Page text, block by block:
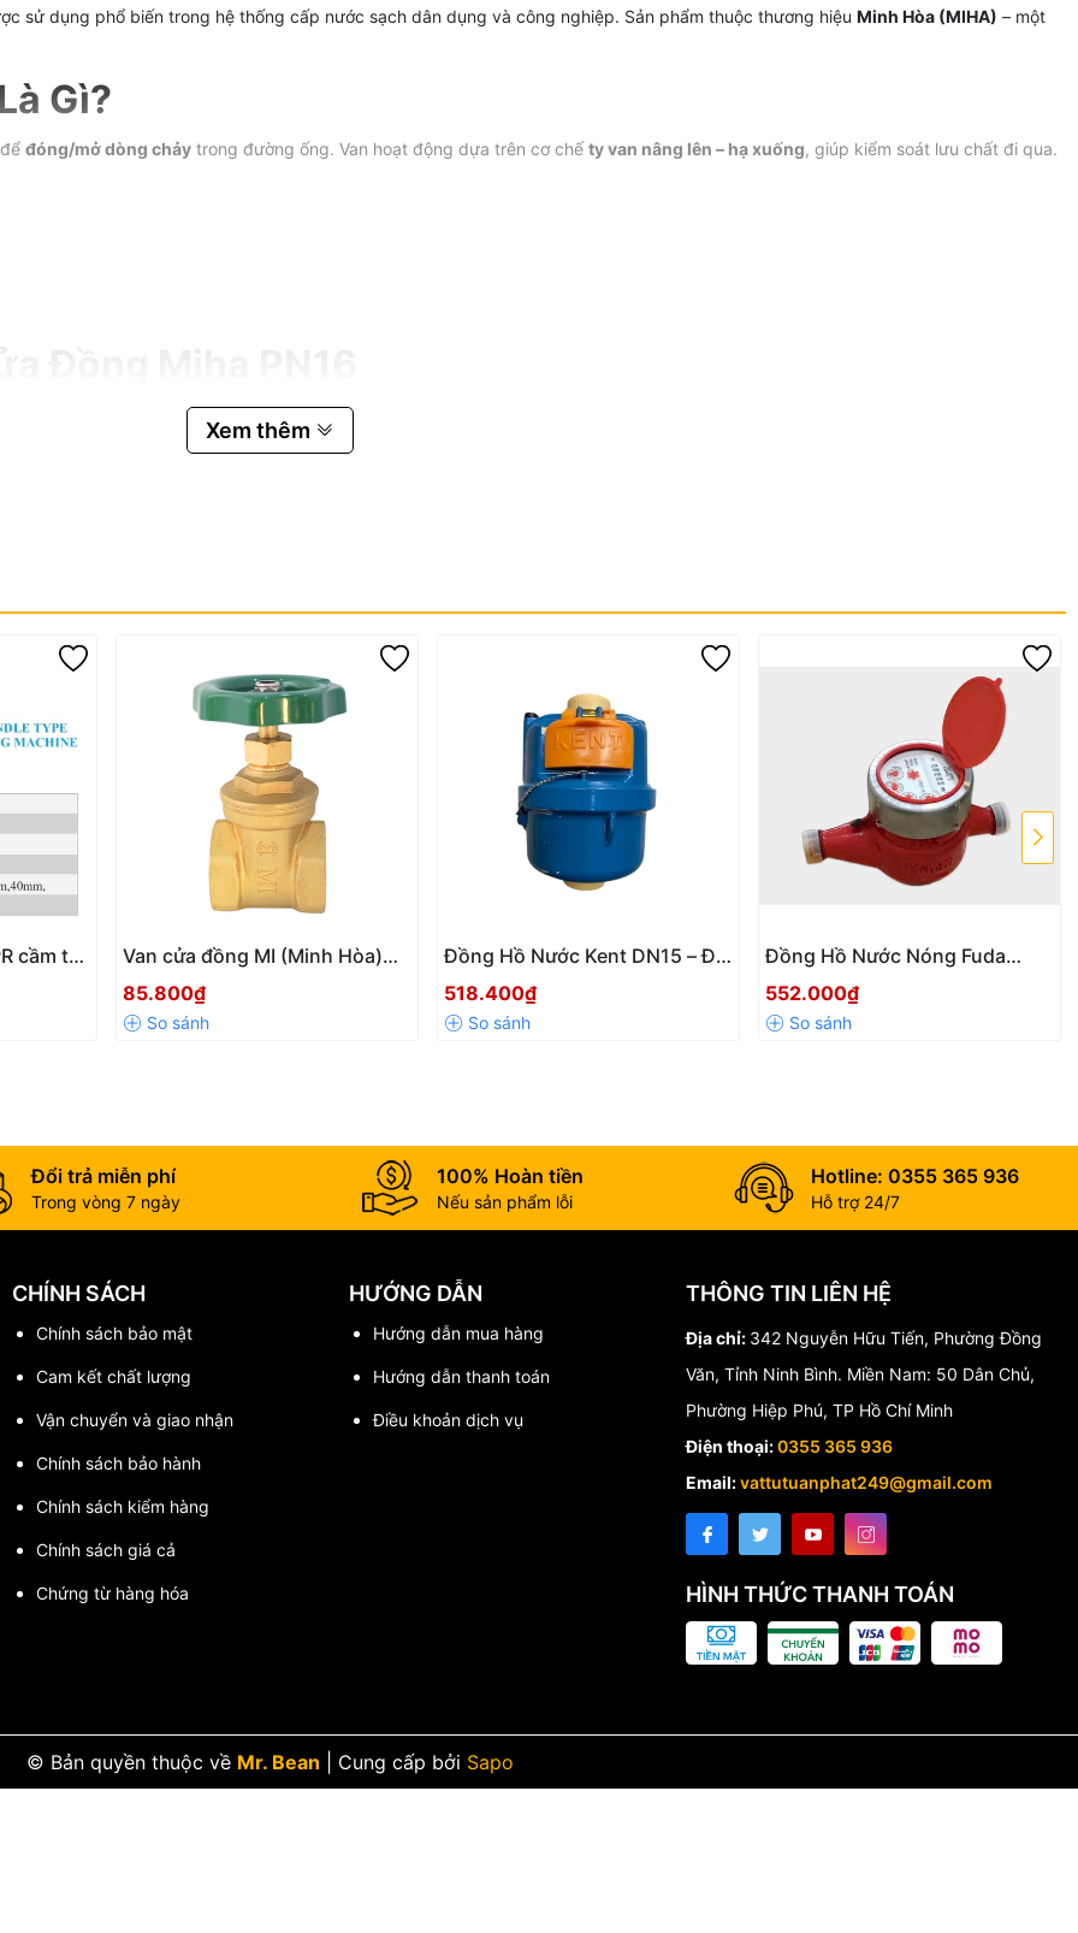
sử dụng phổ biến trong hệ thống cấp nước sạch dân dụng và công nghiệp. Sản phẩm thuộc thương hiệu Minh Hòa (MIHA) – một
Gì?
đóng/mở dòng chảy trong đường ống. Van hoạt động dựa trên cơ chếty van nâng lên – hạ xuống, giúp kiểm soát lưu chất đi qua.
PN16
lượng
tuổi thọ sử dụng.
đối
rỉ.
trở.
rãi tại Việt Nam.
Xem thêm
cầm tay
hàn
Van cửa đồng MI (Minh Hòa)
DN15- DN100
85.800₫
Đồng Hồ Nước Kent DN15 – Độ
Chính Xác Cao, Giá Tốt
518.400₫
Đồng Hồ Nước Nóng Fuda
Thân Gang – Nối Ren, PN16,
Cấp B
552.000₫
Đổi trả miễn phí
Trong vòng 7 ngày
100% Hoàn tiền
Nếu sản phẩm lỗi
Hotline: 0355 365 936
Hỗ trợ 24/7
CHÍNH SÁCH
Chính sách bảo mật
Cam kết chất lượng
Vận chuyển và giao nhận
Chính sách bảo hành
Chính sách kiểm hàng
Chính sách giá cả
Chứng từ hàng hóa
HƯỚNG DẪN
Hướng dẫn mua hàng
Hướng dẫn thanh toán
Điều khoản dịch vụ
THÔNG TIN LIÊN HỆ
Địa chỉ: 342 Nguyễn Hữu Tiến, Phường Đồng
Văn, Tỉnh Ninh Bình. Miền Nam: 50 Dân Chủ,
Phường Hiệp Phú, TP Hồ Chí Minh
Điện thoại:0355 365 936
Email:vattutuanphat249@gmail.com
HÌNH THỨC THANH TOÁN
© Bản quyền thuộc về Mr. Bean Cung cấp bởi Sapo